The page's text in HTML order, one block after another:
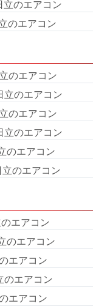
立のエアコン
のエアコン
のエアコン
立のエアコン
のエアコン
立のエアコン
のエアコン
のエアコン
エアコン
のエアコン
エアコン
のエアコン
エアコン